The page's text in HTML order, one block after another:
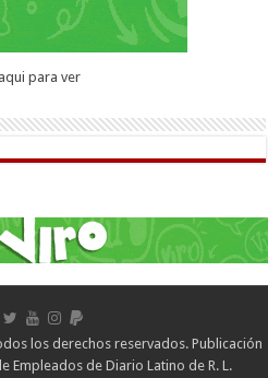
para ver
los derechos reservados. Publicación
Empleados de Diario Latino de R. L.